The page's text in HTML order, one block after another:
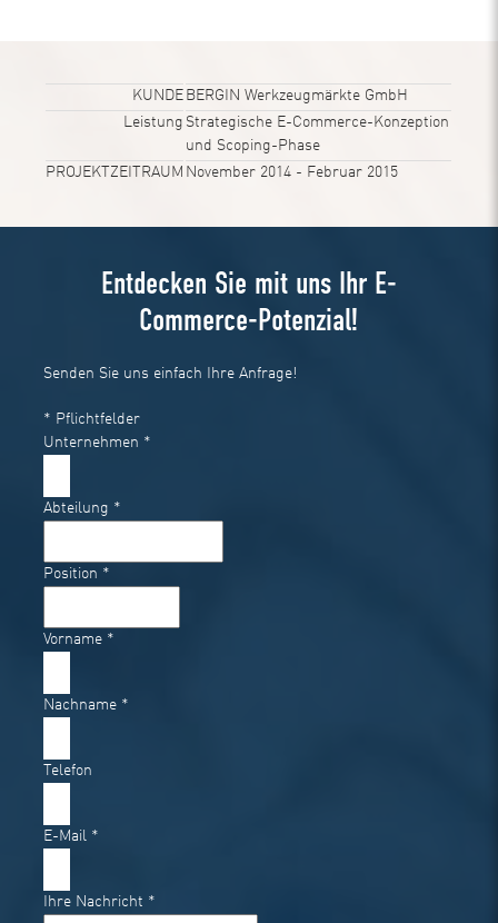
KUNDE BERGIN Werkzeugmärkte GmbH
Leistung Strategische E-Commerce-Konzeption
und Scoping-Phase
PROJEKTZEITRAUM November 2014 - Februar 2015
Entdecken Sie mit uns Ihr E-
Commerce-Potenzial!
Senden Sie uns einfach Ihre Anfrage!
* Pflichtfelder
Unternehmen *
Abteilung *
Position *
Vorname *
Nachname *
Telefon
E-Mail *
Ihre Nachricht *